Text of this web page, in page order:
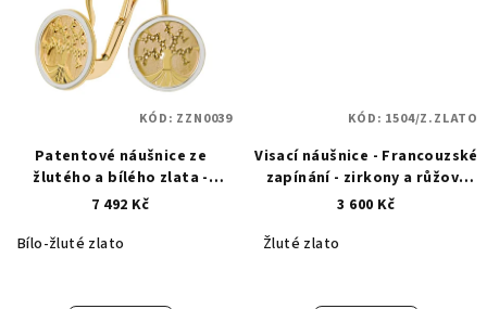
Patentové náušnice ze
žlutého a bílého zlata -
strom života ŽZN0039
7 492 Kč
Bílo-žluté zlato
KÓD: ZZN0039
Visací náušnice - Francouzské
zapínání - zirkony a růžový
safír - zlaté -1504
3 600 Kč
Žluté zlato
KÓD: 1504/Z.ZLATO